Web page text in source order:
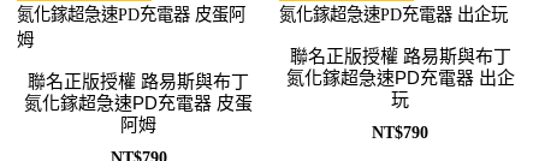
聯名正版授權 路易斯與布丁
氮化鎵超急速PD充電器 皮蛋
阿姆
聯名正版授權 路易斯與布丁
氮化鎵超急速PD充電器 出企
玩
NT$790